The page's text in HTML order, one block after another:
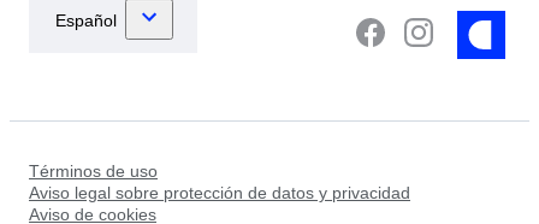
Términos de uso
Aviso legal sobre protección de datos y privacidad
Aviso de cookies